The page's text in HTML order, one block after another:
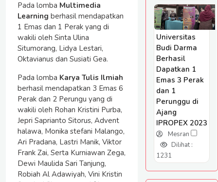
Pada lomba Multimedia
Learning berhasil mendapatkan
1 Emas dan 1 Perak yang di
wakili oleh Sinta Ulina
Situmorang, Lidya Lestari,
Oktavianus dan Susiati Gea.
Pada lomba Karya Tulis Ilmiah
berhasil mendapatkan 3 Emas 6
Perak dan 2 Perungu yang di
wakili oleh Rohan Kristini Purba,
Jepri Saprianto Sitorus, Advent
halawa, Monika stefani Malango,
Ari Pradana, Lastri Manik, Viktor
Frank Zai, Serta Kurniawan Zega,
Dewi Maulida Sari Tanjung,
Robiah Al Adawiyah, Vini Kristin
Universitas
Budi Darma
Berhasil
Dapatkan 1
Emas 3 Perak
dan 1
Perunggu di
Ajang
IPROPEX 2023
Mesran
Dilihat :
1231